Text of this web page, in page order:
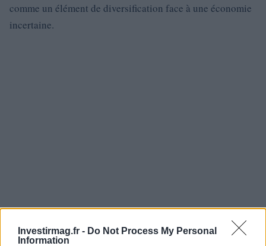
Investirmag.fr - Do Not Process My Personal
Information
comme un élément de diversification face à une économie
incertaine.